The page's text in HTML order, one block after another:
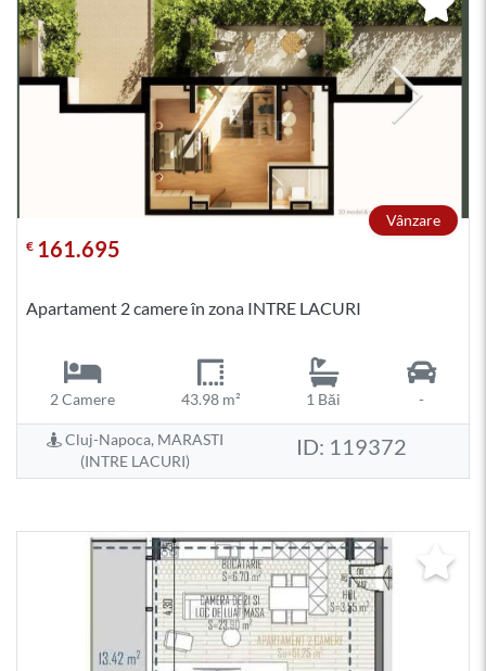
Vânzare
€ 161.695
Apartament 2 camere în zona INTRE LACURI
2 Camere 43.98 m² 1 Băi -
Cluj-Napoca, MARASTI
(INTRE LACURI)
ID: 119372